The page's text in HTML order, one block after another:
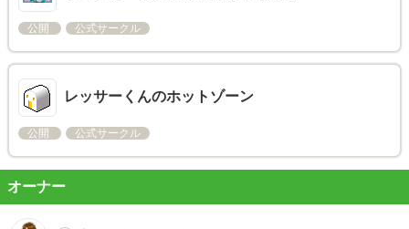
公開 公式サークル
レッサーくんのホットゾーン
公開 公式サークル
オーナー